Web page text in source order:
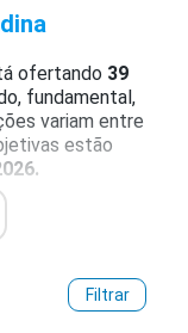
ofertando 39
fundamental,
variam entre
estão
atualizadas
os materiais
Prefeitura
Filtrar